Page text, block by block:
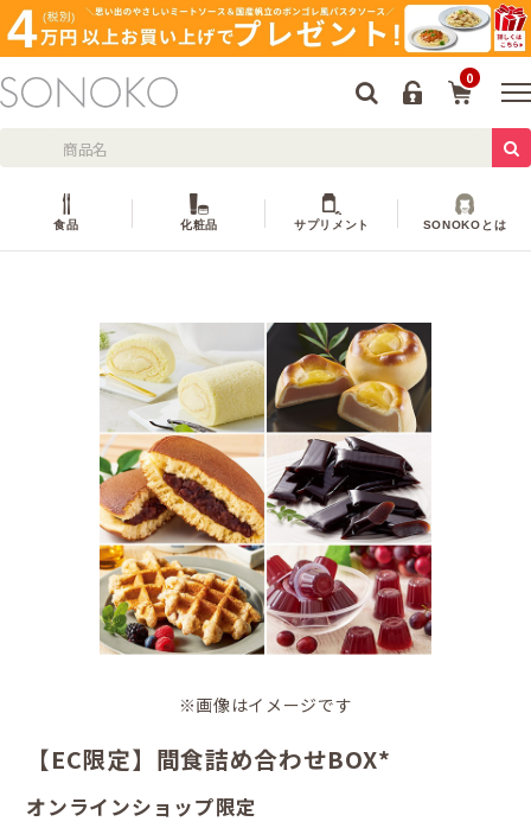
0
食品 化粧品 サプリメント SONOKOとは
※画像はイメージです
【EC限定】間食詰め合わせBOX*
オンラインショップ限定